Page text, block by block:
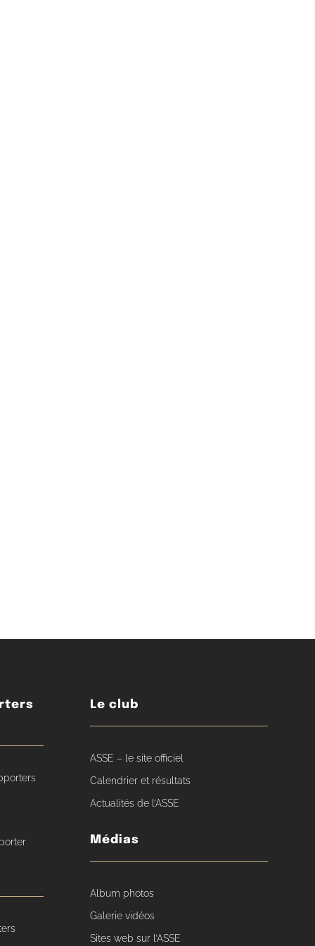
Le club
ASSE – le site officiel
Calendrier et résultats
Actualités de l’ASSE
Médias
Album photos
Galerie vidéos
Sites web sur l’ASSE